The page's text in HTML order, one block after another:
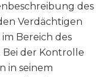
des
Verdächtigen
Bereich des
Bei der Kontrolle
in seinem